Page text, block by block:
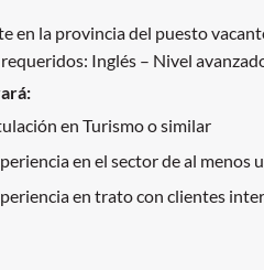
en la provincia del puesto
Inglés – Nivel
en Turismo o similar
en el sector de al menos
en trato con clientes